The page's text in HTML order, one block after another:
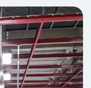
mit jeweils 4 x 58
Smart Leuchten mit
aller
11KW reduziert